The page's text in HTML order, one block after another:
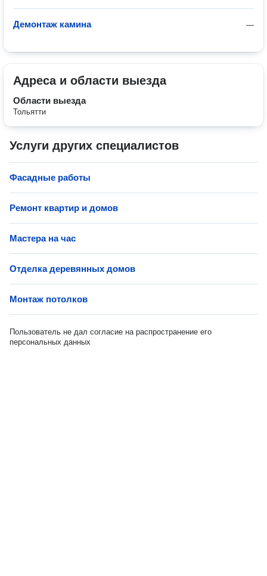
—
Демонтаж камина
Адреса и области выезда
Области выезда
Тольятти
Услуги других специалистов
Фасадные работы
Ремонт квартир и домов
Мастера на час
Отделка деревянных домов
Монтаж потолков
Пользователь не дал согласие на распространение его
персональных данных